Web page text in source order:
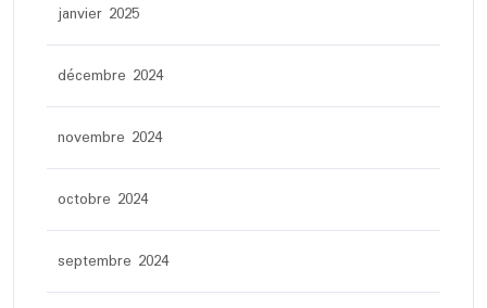
janvier 2025
décembre 2024
novembre 2024
octobre 2024
septembre 2024